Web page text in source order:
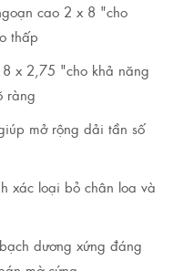
cao 2 x 8 "cho
thấp
x 2,75 "cho khả năng
ràng
mở rộng dải tần số
xác loại bỏ chân loa và
dương xứng đáng